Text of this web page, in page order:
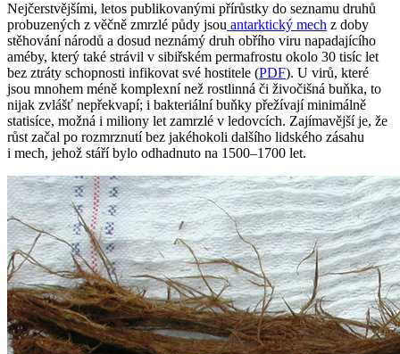
Nejčerstvějšími, letos publikovanými přírůstky do seznamu druhů
probuzených z věčně zmrzlé půdy jsou antarktický mech z doby
stěhování národů a dosud neznámý druh obřího viru napadajícího
améby, který také strávil v sibiřském permafrostu okolo 30 tisíc let
bez ztráty schopnosti infikovat své hostitele (PDF). U virů, které
jsou mnohem méně komplexní než rostlinná či živočišná buňka, to
nijak zvlášť nepřekvapí; i bakteriální buňky přežívají minimálně
statisíce, možná i miliony let zamrzlé v ledovcích. Zajímavější je, že
růst začal po rozmrznutí bez jakéhokoli dalšího lidského zásahu
i mech, jehož stáří bylo odhadnuto na 1500–1700 let.